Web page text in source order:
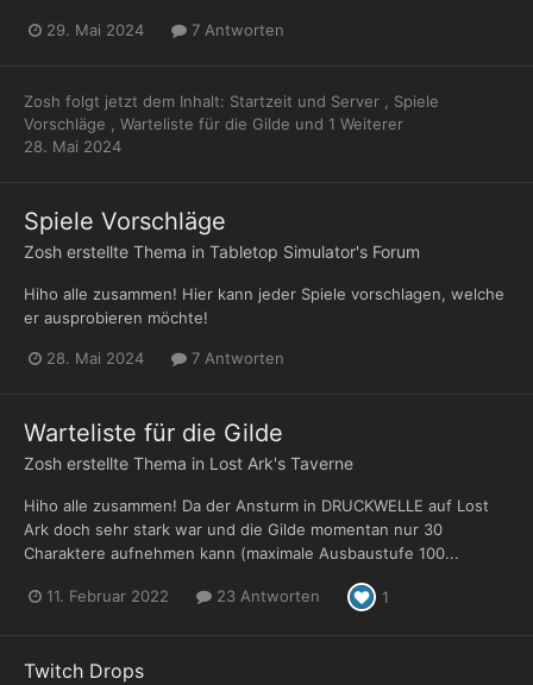
29. Mai 2024 7 Antworten
Zosh folgt jetzt dem Inhalt: Startzeit und Server
Spiele
Vorschläge
Warteliste für die Gilde und 1 Weiterer
28. Mai 2024
Spiele Vorschläge
Zosh erstellte Thema in Tabletop Simulator's Forum
Hiho alle zusammen! Hier kann jeder Spiele vorschlagen, welche
er ausprobieren möchte!
28. Mai 2024 7 Antworten
Warteliste für die Gilde
Zosh erstellte Thema in Lost Ark's Taverne
Hiho alle zusammen! Da der Ansturm in DRUCKWELLE auf Lost
Ark doch sehr stark war und die Gilde momentan nur 30
Charaktere aufnehmen kann (maximale Ausbaustufe 100...
11. Februar 2022 23 Antworten 1
Twitch Drops